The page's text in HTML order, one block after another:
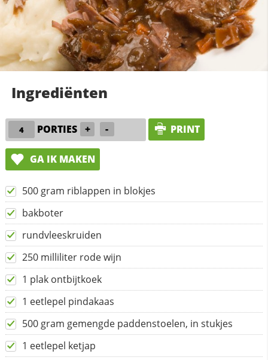
Ingrediënten
PORTIES + - PRINT
GA IK MAKEN
500 gram riblappen in blokjes
bakboter
rundvleeskruiden
250 milliliter rode wijn
1 plak ontbijtkoek
1 eetlepel pindakaas
500 gram gemengde paddenstoelen, in stukjes
1 eetlepel ketjap